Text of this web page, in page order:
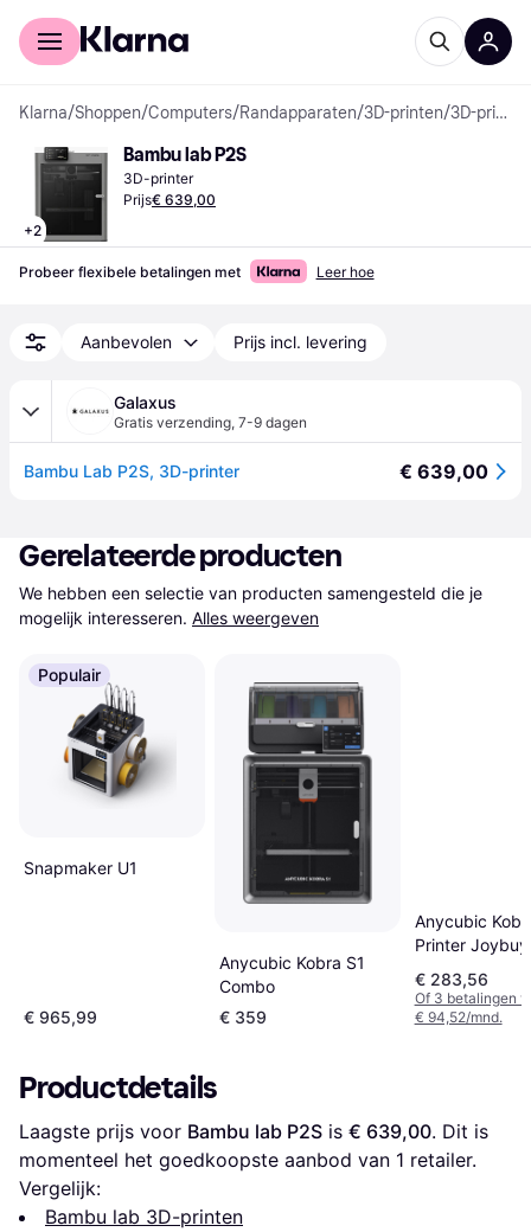
Voor shoppers
Klarna/Shoppen/Computers/Randapparaten/3D-printen/ 3D-printers
+2
Bambu lab P2S
3D-printer
Prijs€ 639,00
Probeer flexibele betalingen met Leer hoe
Aanbevolen Prijs incl. levering
Galaxus
Gratis verzending, 7-9 dagen
Bambu Lab P2S, 3D-printer € 639,00
Gerelateerde producten
We hebben een selectie van producten samengesteld die je
mogelijk interesseren. Alles weergeven
Populair
Snapmaker U1
€ 965,99
Anycubic Kobra S1
Combo
€ 359
Anycubic
Printer Joybuy
€ 283,56
Of 3 betalingen
€ 94,52/mnd.
Productdetails
Laagste prijs voor Bambu lab P2S is € 639,00. Dit is
momenteel het goedkoopste aanbod van 1 retailer.
Vergelijk:
Bambu lab 3D-printen